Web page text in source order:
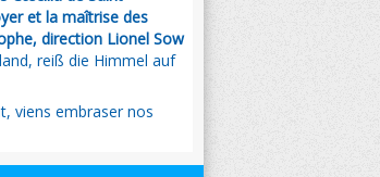
et la maîtrise des
direction Lionel Sow
reiß die Himmel auf